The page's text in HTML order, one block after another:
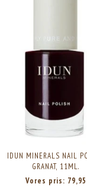
IDUN MINERALS NAIL
GRANAT, 11ML.
Vores pris: 79,95